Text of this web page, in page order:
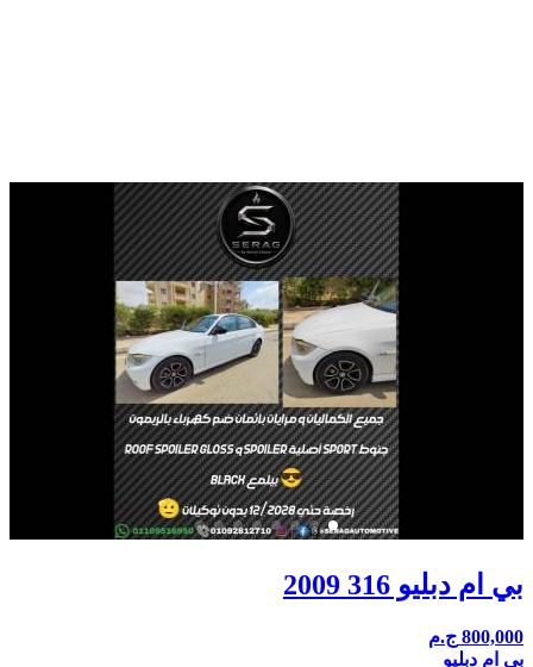
بي ام دبليو 316 2009
800,000 ج.م
بي ام دبليو